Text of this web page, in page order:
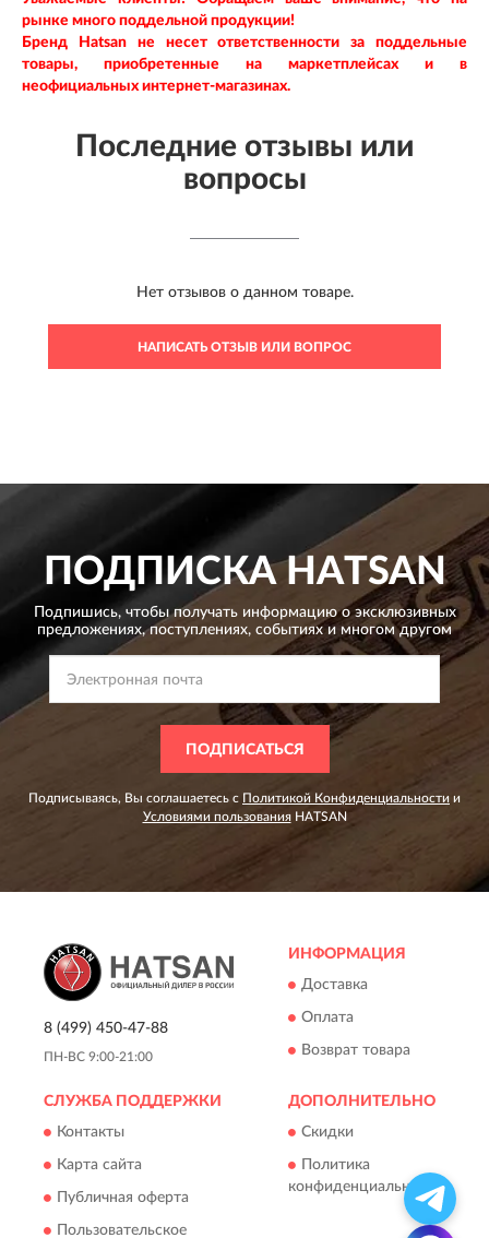
рынке много поддельной продукции!
Бренд Hatsan
не несет ответственности за поддельные
товары, приобретенные на маркетплейсах и в
неофициальных интернет-магазинах.
Последние отзывы или
вопросы
Нет отзывов о данном товаре.
НАПИСАТЬ ОТЗЫВ ИЛИ ВОПРОС
ПОДПИСКАHATSAN
Подпишись, чтобы получать информацию о эксклюзивных
предложениях,поступлениях, событиях и многом другом
ПОДПИСАТЬСЯ
Подписываясь, Вы соглашаетесь с Политикой Конфиденциальности и
Условиями пользованияHATSAN
8 (499) 450-47-88
ПН-ВС 9:00-21:00
ИНФОРМАЦИЯ
Доставка
Оплата
Возврат товара
СЛУЖБА ПОДДЕРЖКИ
Контакты
Карта сайта
Публичная оферта
Пользовательское
ДОПОЛНИТЕЛЬНО
Скидки
Политика
конфиденциальности